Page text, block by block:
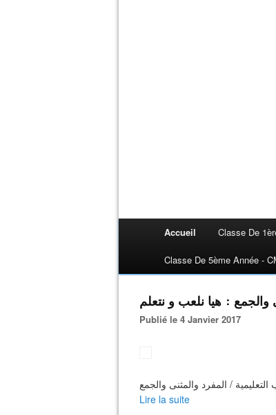
Accueil Classe De
Classe De 5ème Année -
والجمع : هيا نلعب و نتعلم
Publié le 4 Janvier 2017
التعليمية / المفرد والمثنى والجمع
Lire la suite